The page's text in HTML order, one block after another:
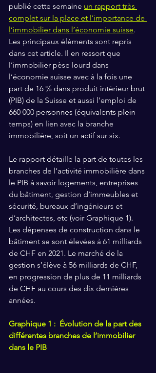
publié cette semaine un rapport très
complet sur la place et l’importance de
l’immobilier dans l’économie suisse.
Les principaux éléments sont repris
dans cet article. Il en ressort que
l’immobilier pèse lourd dans
l’économie suisse avec à la fois une
part de 16 % dans produit intérieur brut
(PIB) de la Suisse et aussi l’emploi de
660 000 personnes (équivalents plein
temps) en lien avec la branche
immobilière, soit un actif sur six.
Le rapport détaille la part de toutes les
branches de l’activité immobilière dans
le PIB à savoir logements, entreprises
du bâtiment, gestion d’immeubles et
sécurité, bureaux d’ingénieurs et
d’architectes, etc (voir Graphique 1).
Les dépenses de construction dans le
bâtiment se sont élevées à 61 milliards
de CHF en 2021. Le marché de la
gestion s’élève à 56 milliards de CHF,
en progression de plus de 11 milliards
de CHF au cours des dix dernières
années.
Graphique 1 :  Évolution de la part des
différentes branches de l’immobilier
dans le PIB